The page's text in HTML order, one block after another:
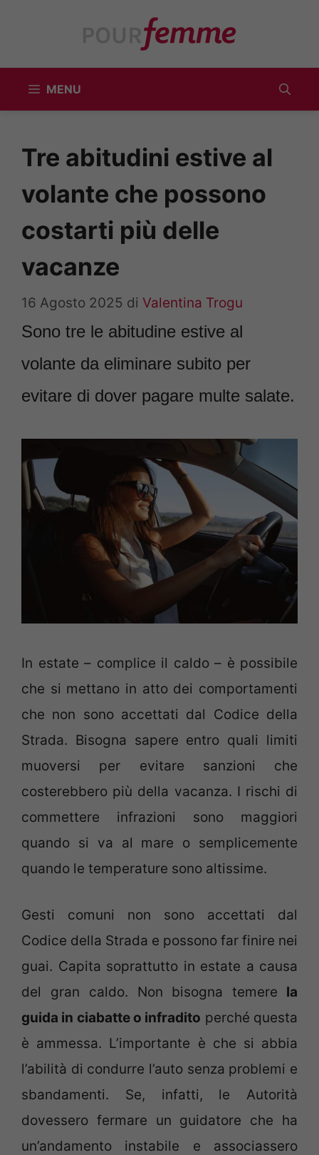
MENU
Tre abitudini estive al
volante che possono
costarti più delle
vacanze
16 Agosto 2025 di Valentina Trogu
Sono tre le abitudine estive al
volante da eliminare subito per
evitare di dover pagare multe salate.
In estate – complice il caldo – è possibile
che si mettano in atto dei comportamenti
che non sono accettati dal Codice della
Strada. Bisogna sapere entro quali limiti
muoversi per evitare sanzioni che
costerebbero più della vacanza. I rischi di
commettere infrazioni sono maggiori
quando si va al mare o semplicemente
quando le temperature sono altissime.
Gesti comuni non sono accettati dal
Codice della Strada e possono far finire nei
guai. Capita soprattutto in estate a causa
del gran caldo. Non bisogna temere la
guida in ciabatte o infradito perché questa
è ammessa. L’importante è che si abbia
l’abilità di condurre l’auto senza problemi e
sbandamenti. Se, infatti, le Autorità
dovessero fermare un guidatore che ha
un’andamento instabile e associassero